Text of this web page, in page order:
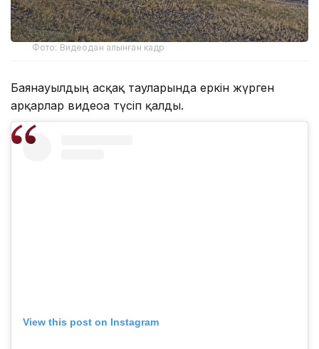
Фото: Видеодан алынған кадр
Баянауылдың асқақ тауларында еркін жүрген
арқарлар видеоға түсіп қалды.
View this post on Instagram